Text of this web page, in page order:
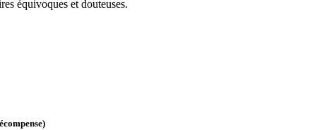
équivoques et douteuses.